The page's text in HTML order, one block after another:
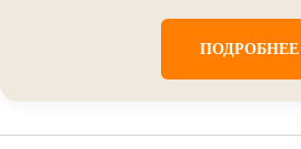
ПОДРОБНЕЕ